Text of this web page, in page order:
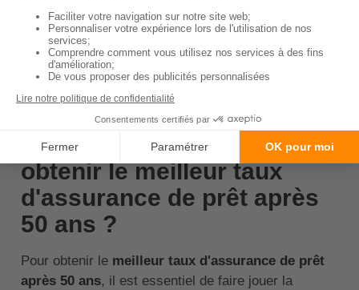
garanties présentes dans les contrats de
groupe.
↑ Sommaire
Comment comparer et
obtenir le meilleur taux
d'assurance de prêt après
50 ans ?
Pour obtenir le meilleur taux d'assurance de prêt
après 50 ans, il est essentiel de faire jouer la